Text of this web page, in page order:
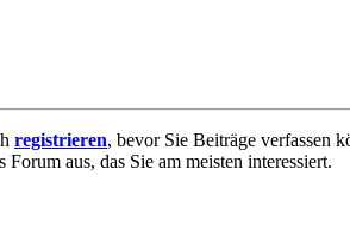
registrieren, bevor Sie Beiträge verfassen
aus, das Sie am meisten interessiert.